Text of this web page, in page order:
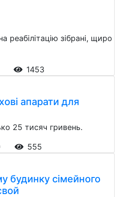
реабілітацію зібрані, щиро
1453
апарати для
25 тисяч гривень.
555
будинку сімейного